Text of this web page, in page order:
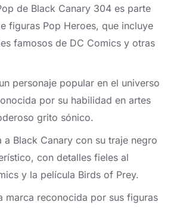
de Black Canary 304 es parte
figuras Pop Heroes, que incluye
famosos de DC Comics y otras
personaje popular en el universo
por su habilidad en artes
grito sónico.
a Black Canary con su traje negro
con detalles fieles al
y la película Birds of Prey.
marca reconocida por sus figuras